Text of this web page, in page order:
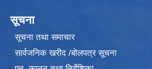
सूचना
सूचना तथा समाचार
सार्वजनिक खरीद /बोलपत्र सूचना